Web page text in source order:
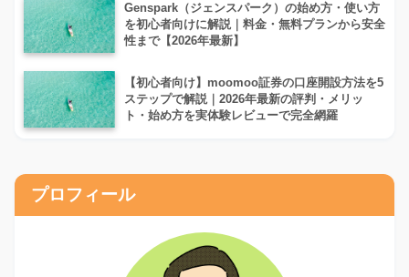
Genspark（ジェンスパーク）の始め方・使い方
を初心者向けに解説｜料金・無料プランから安全
性まで【2026年最新】
【初心者向け】moomoo証券の口座開設方法を5
ステップで解説｜2026年最新の評判・メリッ
ト・始め方を実体験レビューで完全網羅
プロフィール